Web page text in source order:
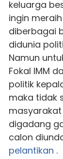
keluarga
ingin
diberbagai
didunia
Namun
Fokal IMM
politik
maka tidak
digadang
calon
pelantikan .